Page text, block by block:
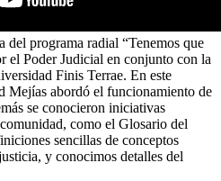
del programa radial “Tenemos que
el Poder Judicial en conjunto con la
Finis Terrae. En este
Mejías abordó el funcionamiento de
se conocieron iniciativas
como el Glosario del
sencillas de conceptos
y conocimos detalles del